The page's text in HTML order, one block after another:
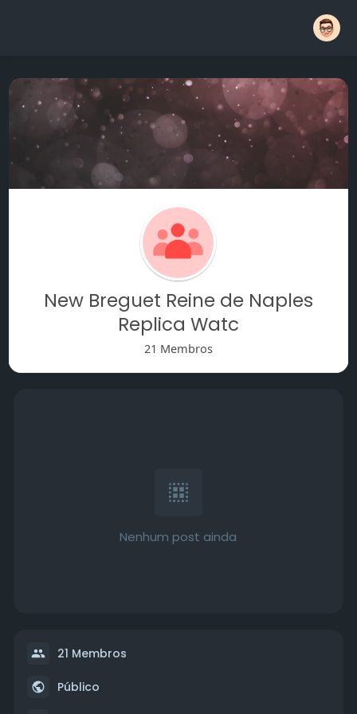
New Breguet Reine de Naples
Replica Watc
21 Membros
Nenhum post ainda
21 Membros
Público